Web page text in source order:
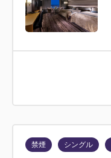
禁煙 シングル